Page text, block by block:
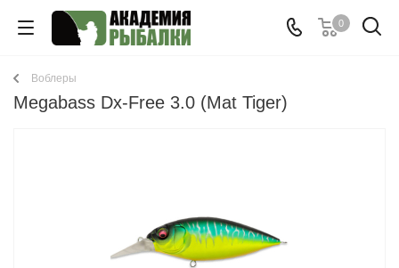
0
Воблеры
Megabass Dx-Free 3.0 (Mat Tiger)